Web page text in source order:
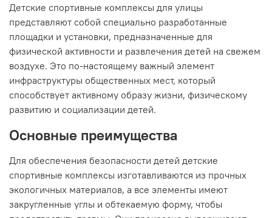
Детские спортивные комплексы для улицы
представляют собой специально разработанные
площадки и установки, предназначенные для
физической активности и развлечения детей на свежем
воздухе. Это по-настоящему важный элемент
инфраструктуры общественных мест, который
способствует активному образу жизни, физическому
развитию и социализации детей.
Основные преимущества
Для обеспечения безопасности детей детские
спортивные комплексы изготавливаются из прочных
экологичных материалов, а все элементы имеют
закругленные углы и обтекаемую форму, чтобы